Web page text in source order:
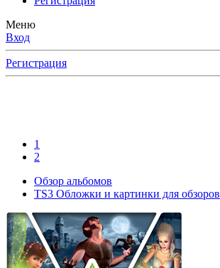
Меню
Вход
Регистрация
1
2
Обзор альбомов
TS3 Обложки и картинки для обзоров